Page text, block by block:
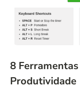
8
Produtividade